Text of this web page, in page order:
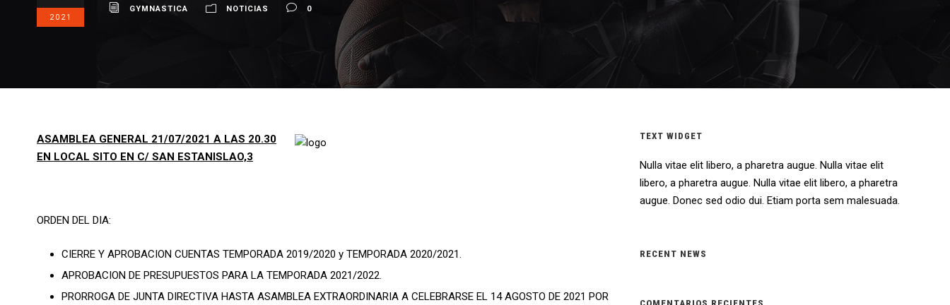
2021
GYMNASTICA NOTICIAS 0
ASAMBLEA GENERAL 21/07/2021 A LAS 20.30
EN LOCAL SITO EN C/ SAN ESTANISLAO,3
ORDEN DEL DIA:
CIERRE Y APROBACION CUENTAS TEMPORADA 2019/2020 y TEMPORADA 2020/2021.
APROBACION DE PRESUPUESTOS PARA LA TEMPORADA 2021/2022.
PRORROGA DE JUNTA DIRECTIVA HASTA ASAMBLEA EXTRAORDINARIA A CELEBRARSE EL 14 AGOSTO DE 2021 POR
TEXT WIDGET
Nulla vitae elit libero, a pharetra augue. Nulla vitae elit
libero, a pharetra augue. Nulla vitae elit libero, a pharetra
augue. Donec sed odio dui. Etiam porta sem malesuada.
RECENT NEWS